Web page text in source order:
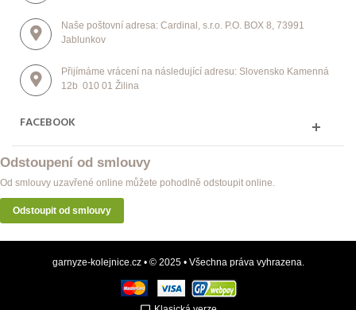
Naše poštovní adresa: Cardinal, s.r.o. P.O. BOX 8, 73991
Jablunkov
Přijímáme vrácení na následující adresu: Slovensko Kamenná
12b 010 01 Žilina
FACEBOOK
Odstoupení od smlouvy
Od smlouvy uzavřené online můžete pohodlně odstoupit online.
Odstoupit od smlouvy
garnyze-kolejnice.cz • © 2025 • Všechna práva vyhrazena.